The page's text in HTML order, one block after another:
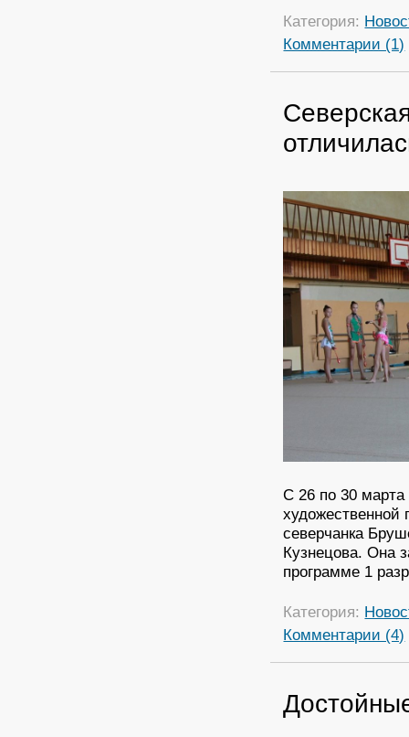
Категория:
Комментарии (1)
С 26 по 30
художественной
северчанка
Кузнецова. Она
программе 1
Категория:
Комментарии (4)